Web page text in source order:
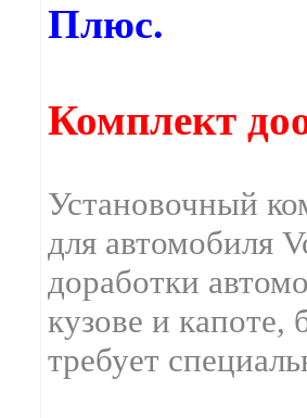
Плюс.
Комплект
Установочный
для автомобиля
доработки
кузове и капоте,
требует